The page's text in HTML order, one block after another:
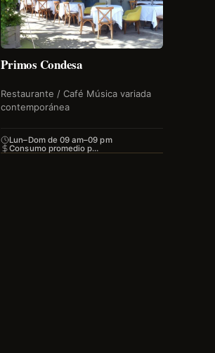
Primos Condesa
Restaurante / Café Música variada
contemporánea
Lun–Dom de 09 am–09 pm
Consumo promedio p…